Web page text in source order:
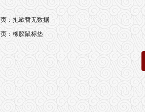
： 抱歉暂无数据
： 橡胶鼠标垫